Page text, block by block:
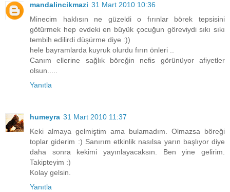
mandalincikmazi 31 Mart 2010 10:36
Minecim haklısın ne güzeldi o fırınlar börek tepsisini
götürmek hep evdeki en büyük çocuğun göreviydi sıkı sıkı
tembih edilirdi düşürme diye :))
hele bayramlarda kuyruk olurdu fırın önleri ..
Canım ellerine sağlık böreğin nefis görünüyor afiyetler
olsun.....
Yanıtla
humeyra 31 Mart 2010 11:37
Keki almaya gelmiştim ama bulamadım. Olmazsa böreği
toplar giderim :) Sanırım etkinlik nasılsa yarın başlıyor diye
daha sonra kekimi yayınlayacaksın. Ben yine gelirim.
Takipteyim :)
Kolay gelsin.
Yanıtla